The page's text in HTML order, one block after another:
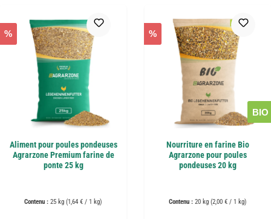
%
Aliment pour poules pondeuses
Agrarzone Premium farine de
ponte 25 kg
Contenu : 25 kg (1,64 € / 1 kg)
%
BIO
Nourriture en farine Bio
Agrarzone pour poules
pondeuses 20 kg
Contenu : 20 kg (2,00 € / 1 kg)